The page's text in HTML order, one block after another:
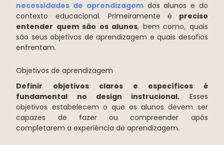
necessidades de aprendizagemdos alunos e do
contexto educacional. Primeiramente é preciso
entender quem são os alunos, bem como, quais
são seus objetivos de aprendizagem e quais desafios
enfrentam.
Objetivos de aprendizagem
Definir objetivos claros e específicos é
fundamental no design instrucional. Esses
objetivos estabelecem o que os alunos devem ser
capazes de fazer ou compreender após
completarem a experiência de aprendizagem.